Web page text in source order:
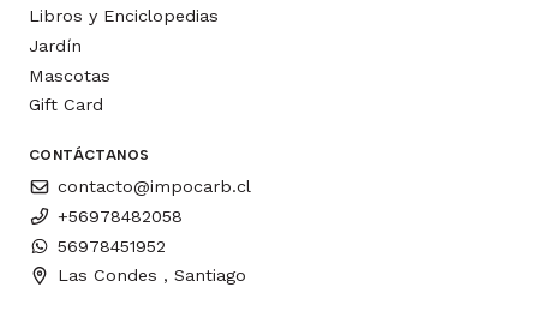
Libros y Enciclopedias
Jardín
Mascotas
Gift Card
CONTÁCTANOS
contacto@impocarb.cl
+56978482058
56978451952
Las Condes , Santiago